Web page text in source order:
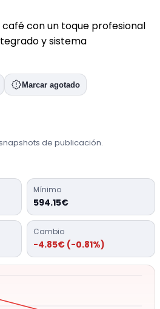
con un toque profesional
y sistema
Marcar agotado
de publicación.
Mínimo
594.15€
Cambio
-4.85€ (-0.81%)